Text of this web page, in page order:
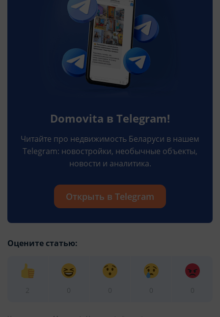
Domovita в Telegram!
Читайте про недвижимость Беларуси в нашем
Telegram: новостройки, необычные объекты,
новости и аналитика.
Открыть в Telegram
Оцените статью: